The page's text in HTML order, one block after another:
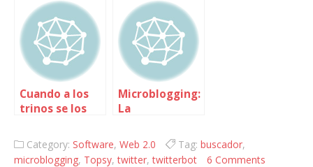
Cuando a los
trinos se los
viento…
Microblogging:
La
reducida a la
mínima
Category: Software, Web 2.0 Tag: buscador,
microblogging, Topsy,twitter,twitterbot 6 Comments